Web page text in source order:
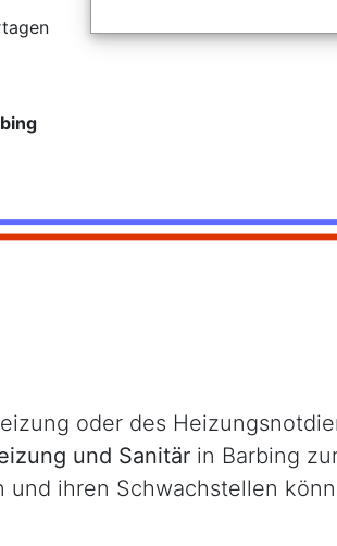
oder des
und Sanitärin Barbing
und ihren Schwachstellen